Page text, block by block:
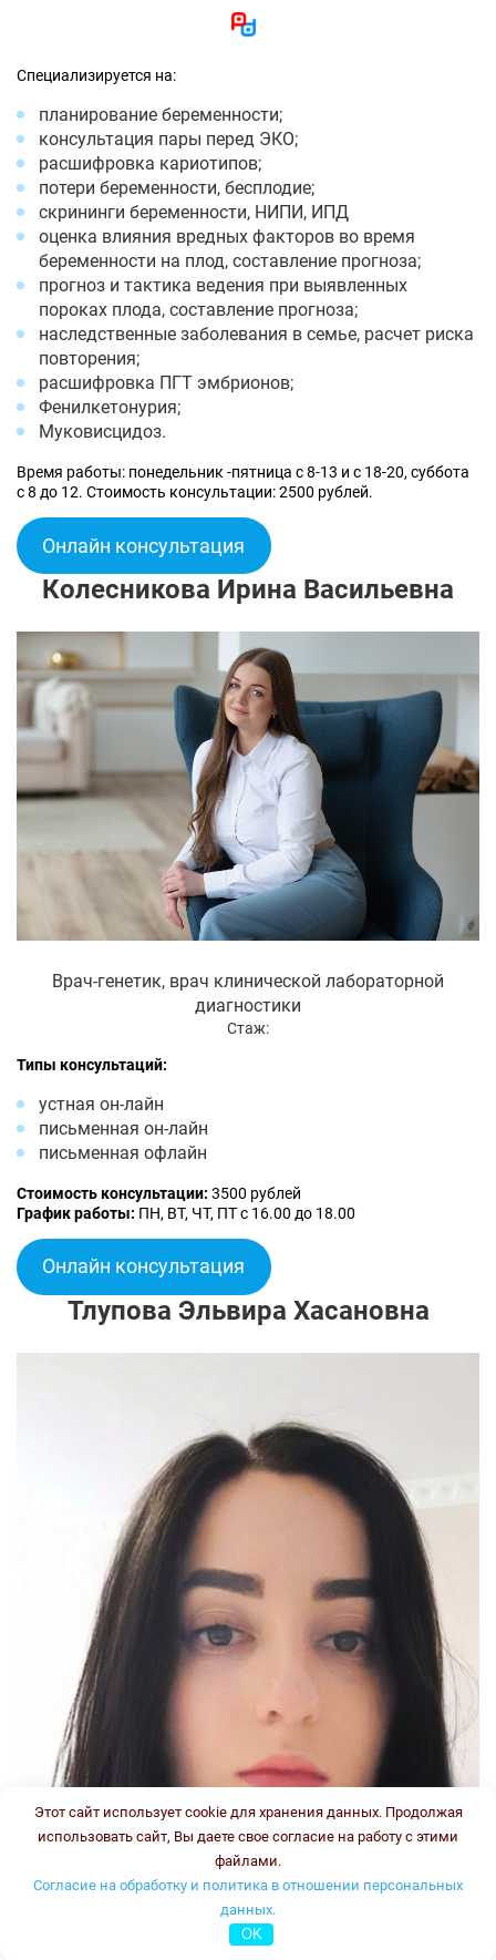
Специализируется на:
планирование беременности;
консультация пары перед ЭКО;
расшифровка кариотипов;
потери беременности, бесплодие;
скрининги беременности, НИПИ, ИПД
оценка влияния вредных факторов во время
беременности на плод, составление прогноза;
прогноз и тактика ведения при выявленных
пороках плода, составление прогноза;
наследственные заболевания в семье, расчет риска
повторения;
расшифровка ПГТ эмбрионов;
Фенилкетонурия;
Муковисцидоз.
Время работы: понедельник -пятница с 8-13 и с 18-20, суббота
с 8 до 12. Стоимость консультации: 2500 рублей.
Онлайн консультация
Колесникова Ирина Васильевна
Врач-генетик, врач клинической лабораторной
диагностики
Стаж:
Типы консультаций:
устная он-лайн
письменная он-лайн
письменная офлайн
Стоимость консультации: 3500 рублей
График работы: ПН, ВТ, ЧТ, ПТ с 16.00 до 18.00
Онлайн консультация
Тлупова Эльвира Хасановна
Этот сайт использует cookie для хранения данных. Продолжая
использовать сайт, Вы даете свое согласие на работу с этими
файлами.
Согласие на обработку и политика в отношении персональных
данных.
OK